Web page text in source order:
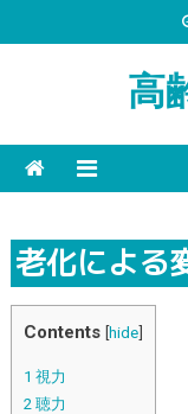
高
老化による
Contents [hide]
1 視力
2 聴力